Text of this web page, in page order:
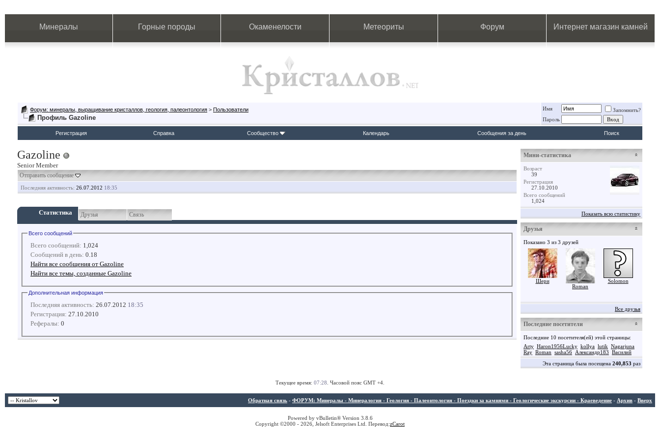
Минералы Горные породы Окаменелости Метеориты Форум Интернет магазин камней
Форум: минералы, выращивание кристаллов, геология, палеонтология > Пользователи
Профиль Gazoline
Имя
Запомнить?
Пароль
Регистрация Справка Сообщество Календарь Сообщения за день Поиск
Gazoline
Senior Member
Отправить сообщение
Последняя активность: 26.07.2012 18:35
Статистика Друзья Связь
Всего сообщений
Всего сообщений: 1,024
Сообщений в день: 0.18
Найти все сообщения от Gazoline
Найти все темы, созданные Gazoline
Дополнительная информация
Последняя активность: 26.07.2012 18:35
Регистрация: 27.10.2010
Рефералы: 0
Мини-статистика
Возраст
39
Регистрация
27.10.2010
Всего сообщений
1,024
Показать всю статистику
Друзья
Показано 3 из 3 друзей
Шери
Roman
Solomon
Все друзья
Последние посетители
Последние 10 посетителя(ей) этой страницы:
Arty Haron1956Lucky kollya lutik Nagarjuna
Ray Roman sasha56 Александр183 Василий
Эта страница была посещена 240,853 раз
Текущее время: 07:28 . Часовой пояс GMT +4.
Обратная связь - ФОРУМ: Минералы - Минералогия - Геология - Палеонтология - Поездки за камнями - Геологические экскурсии - Краеведение - Архив - Вверх
Powered by vBulletin® Version 3.8.6
Copyright ©2000 - 2026, Jelsoft Enterprises Ltd. Перевод:zCarot